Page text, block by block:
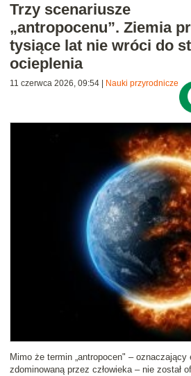
Trzy scenariusze
„antropocenu”. Ziemia
tysiące lat nie wróci do
ocieplenia
11 czerwca 2026, 09:54 Nauki przyrodnicze
Mimo że termin „antropocen" – oznaczający
zdominowaną przez człowieka – nie został